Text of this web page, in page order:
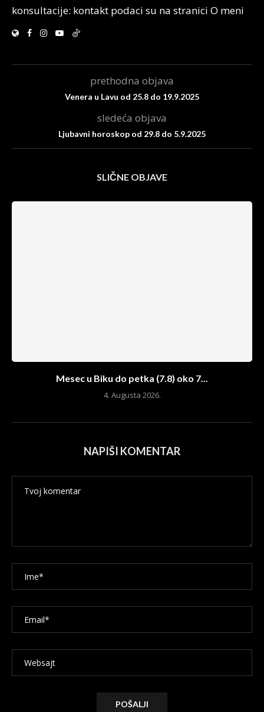
konsultacije: kontakt podaci su na stranici O meni
prethodna objava
Venera u Lavu od 25.8 do 19.9.2025
sledeća objava
Ljubavni horoskop od 29.8 do 5.9.2025
SLIČNE OBJAVE
Mesec u Biku do petka (7.8) oko 7...
4. Augusta 2026.
NAPIŠI KOMENTAR